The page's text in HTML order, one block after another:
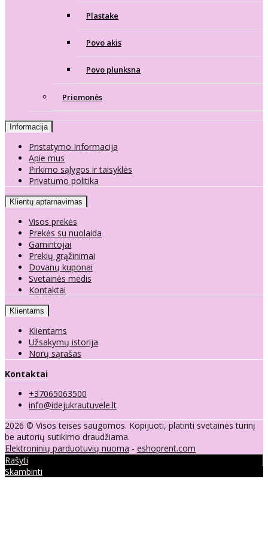
Plastake
Povo akis
Povo plunksna
Priemonės
Informacija
Pristatymo Informacija
Apie mus
Pirkimo sąlygos ir taisyklės
Privatumo politika
Klientų aptarnavimas
Visos prekės
Prekės su nuolaida
Gamintojai
Prekių grąžinimai
Dovanų kuponai
Svetainės medis
Kontaktai
Klientams
Klientams
Užsakymų istorija
Norų sąrašas
Kontaktai
+37065063500
info@idejukrautuvele.lt
2026 © Visos teisės saugomos. Kopijuoti, platinti svetainės turinį
be autorių sutikimo draudžiama.
Elektroninių parduotuvių nuoma - eshoprent.com
Rašyti
Skambinti